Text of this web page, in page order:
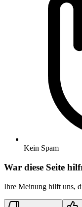
Kein Spam
War diese Seite
Ihre Meinung hilft uns,